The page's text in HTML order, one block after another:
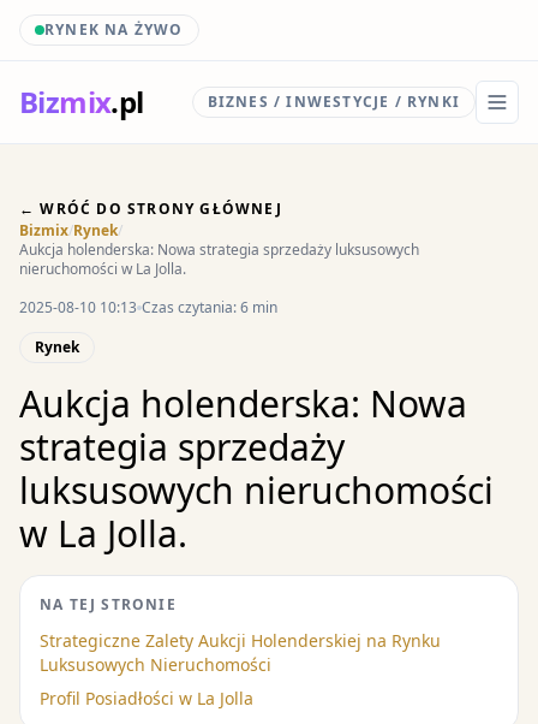
RYNEK NA ŻYWO
Bizmix.pl BIZNES / INWESTYCJE / RYNKI
← WRÓĆ DO STRONY GŁÓWNEJ
Bizmix/Rynek/
Aukcja holenderska: Nowa strategia sprzedaży luksusowych
nieruchomości w La Jolla.
2025-08-10 10:13 Czas czytania: 6 min
Rynek
Aukcja holenderska: Nowa
strategia sprzedaży
luksusowych nieruchomości
w La Jolla.
NA TEJ STRONIE
Strategiczne Zalety Aukcji Holenderskiej na Rynku
Luksusowych Nieruchomości
Profil Posiadłości w La Jolla